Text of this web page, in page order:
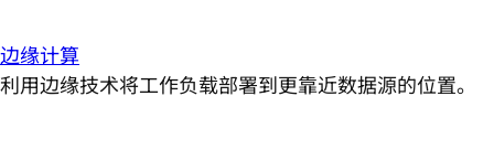
边缘计算
利用边缘技术将工作负载部署到更靠近数据源的位置。